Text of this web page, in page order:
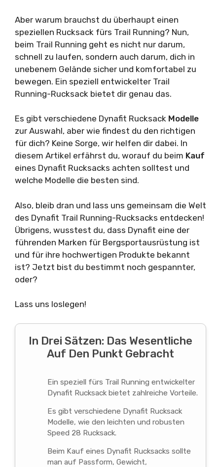
Aber warum brauchst du überhaupt einen
speziellen Rucksack fürs Trail Running? Nun,
beim Trail Running geht es nicht nur darum,
schnell zu laufen, sondern auch darum, dich in
unebenem Gelände sicher und komfortabel zu
bewegen. Ein speziell entwickelter Trail
Running-Rucksack bietet dir genau das.
Es gibt verschiedene Dynafit Rucksack Modelle
zur Auswahl, aber wie findest du den richtigen
für dich? Keine Sorge, wir helfen dir dabei. In
diesem Artikel erfährst du, worauf du beim Kauf
eines Dynafit Rucksacks achten solltest und
welche Modelle die besten sind.
Also, bleib dran und lass uns gemeinsam die Welt
des Dynafit Trail Running-Rucksacks entdecken!
Übrigens, wusstest du, dass Dynafit eine der
führenden Marken für Bergsportausrüstung ist
und für ihre hochwertigen Produkte bekannt
ist? Jetzt bist du bestimmt noch gespannter,
oder?
Lass uns loslegen!
In Drei Sätzen: Das Wesentliche
Auf Den Punkt Gebracht
Ein speziell fürs Trail Running entwickelter
Dynafit Rucksack bietet zahlreiche Vorteile.
Es gibt verschiedene Dynafit Rucksack
Modelle, wie den leichten und robusten
Speed 28 Rucksack.
Beim Kauf eines Dynafit Rucksacks sollte
man auf Passform, Gewicht,